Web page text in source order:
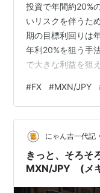
投資で年間約20%
いリスクを伴うた
期の目標利回りは
年利20%を狙う手
で大きな利益を狙
くを狙える場合も
ります。 投資詐欺
うたう案件は、詐
要です。 冒頭に書
上げ続けることは
再開した。 7…
#FX #MXN/JPY
にゃん吉一代記
きっと、そろそ
MXN/JPY (メ